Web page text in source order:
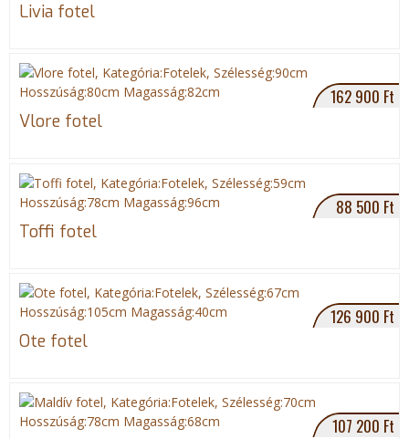
Livia fotel
162 900 Ft
Vlore fotel
88 500 Ft
Toffi fotel
126 900 Ft
Ote fotel
107 200 Ft